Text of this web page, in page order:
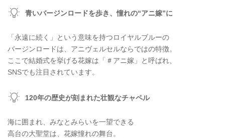
青いバージンロードを歩き、憧れの“アニ嫁”に
「永遠に続く」という意味を持つロイヤルブルーの
バージンロードは、アニヴェルセルならではの特徴。
ここで結婚式を挙げる花嫁は「＃アニ嫁」と呼ばれ、
SNSでも注目されています。
120年の歴史が刻まれた壮観なチャペル
海に囲まれ、みなとみらいを一望できる
高台の大聖堂は、花嫁憧れの舞台。